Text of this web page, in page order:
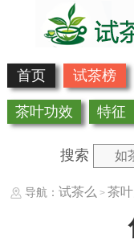
首页 试茶榜
茶叶功效 特征
搜索
导航： 试茶么 > 茶